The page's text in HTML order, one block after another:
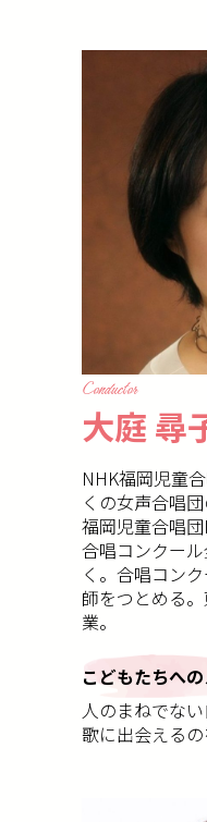
Conductor
大庭 尋
NHK福岡児童
くの女声合唱
福岡児童合唱
合唱コンクー
く。合唱コン
師をつとめる
業。
こどもたちへ
人のまねでな
歌に出会えるの